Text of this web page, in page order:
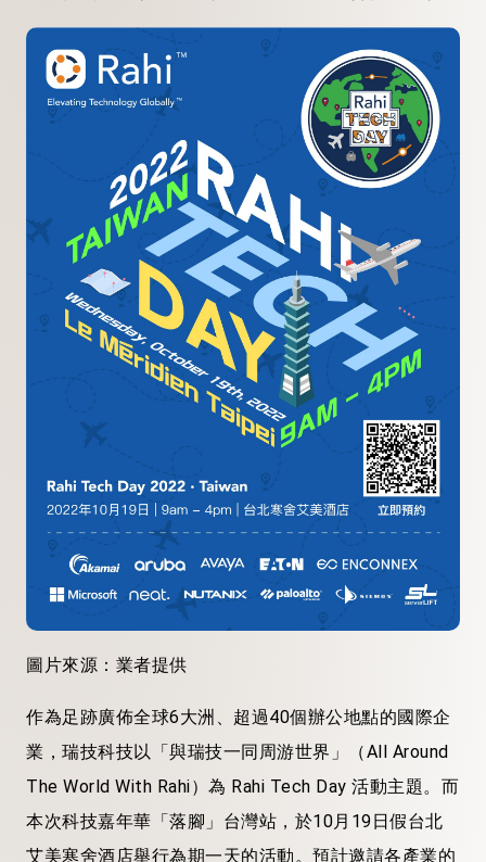
圖片來源：業者提供
作為足跡廣佈全球6大洲、超過40個辦公地點的國際企
業，瑞技科技以「與瑞技一同周游世界」（All Around
The World With Rahi）為 Rahi Tech Day 活動主題。而
本次科技嘉年華「落腳」台灣站，於10月19日假台北
艾美寒舍酒店舉行為期一天的活動。預計邀請各產業的